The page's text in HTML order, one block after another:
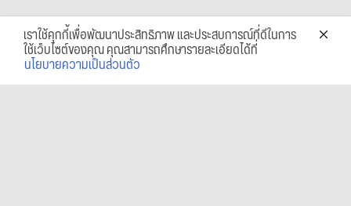
เราใช้คุกกี้เพื่อพัฒนาประสิทธิภาพ และประสบการณ์ที่ดีในการ
ใช้เว็บไซต์ของคุณ คุณสามารถศึกษารายละเอียดได้ที่
นโยบายความเป็นส่วนตัว